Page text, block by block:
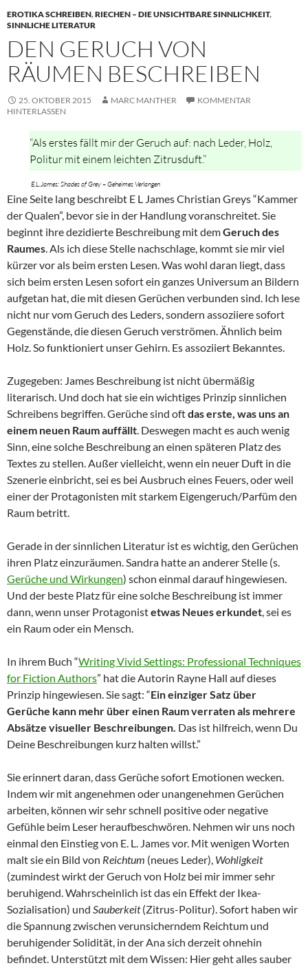
EROTIKA SCHREIBEN,RIECHEN – DIE UNSICHTBARE SINNLICHKEIT,
SINNLICHE LITERATUR
DEN GERUCH VON
RÄUMEN BESCHREIBEN
25. OKTOBER 2015 MARC MANTHER
KOMMENTAR
HINTERLASSEN
“Als erstes fällt mir der Geruch auf: nach Leder, Holz,
Politur mit einem leichten Zitrusduft.”
E.L.James: Shades of Grey – Geheimes Verlangen
Eine Seite lang beschreibt E L James Christian Greys “Kammer
der Qualen”, bevor sie in der Handlung voranschreitet. Sie
beginnt ihre dezidierte Beschreibung mit demGeruch des
Raumes. Als ich diese Stelle nachschlage, kommt sie mir viel
kürzer vor als beim ersten Lesen. Was wohl daran liegt, dass
sich beim ersten Lesen sofort ein ganzes Universum an Bildern
aufgetan hat, die mit diesen Gerüchen verbunden sind. Ich lese
nicht nur vom Geruch des Leders, sondern assoziiere sofort
Gegenstände, die diesen Geruch verströmen. Ähnlich beim
Holz. So funktioniert unser Gehirn. Es assoziiert Bekanntes.
Zugegeben: James Beschreibung ist nicht übermäßig
literarisch. Und doch hat sie ein wichtiges Prinzip sinnlichen
Schreibens begriffen. Gerüche sind oftdas erste, was uns an
einem neuen Raum auffällt. Deswegen macht es auch wenig
Sinn, eine solche Beschreibung an einen späteren Platz des
Textes zu stellen. Außer vielleicht, wenn ein neuer Duft in die
Szenerie einbricht, sei es bei Ausbruch eines Feuers, oder weil
einer der Protagonisten mit starkem Eigengeruch/Parfüm den
Raum betritt.
Gerade in der sinnlichen Literatur ist es wichtig, den Gerüchen
ihren Platz einzuräumen. Sandra hatte an anderer Stelle (s.
Gerüche und Wirkungen) schon einmal darauf hingewiesen.
Und der beste Platz für eine solche Beschreibung ist immer
dann, wenn unser Protagonistetwas Neues erkundet, sei es
ein Raum oder ein Mensch.
In ihrem Buch “Writing Vivid Settings: Professional Techniques
for Fiction Authors” hat die Autorin Rayne Hall auf dieses
Prinzip hingewiesen. Sie sagt: “Ein einziger Satz über
Gerüche kann mehr über einen Raum verraten als mehrere
Absätze visueller Beschreibungen. Das ist hilfreich, wenn Du
Deine Beschreibungen kurz halten willst.”
Sie erinnert daran, dass Gerüche sofort Emotionen wecken.
Indem wir mit angenehmen oder unangenehmen Gerüchen
arbeiten, können wir sehr schnell positive oder negative
Gefühle beim Leser heraufbeschwören. Nehmen wir uns noch
einmal den Einstieg von E. L. James vor. Mit wenigen Worten
malt sie ein Bild von Reichtum (neues Leder), Wohligkeit
(zumindest wirkt der Geruch von Holz bei mir immer sehr
beruhigend. Wahrscheinlich ist das ein Effekt der Ikea-
Sozialisation) und Sauberkeit(Zitrus-Politur). Sofort haben wir
die Spannung zwischen verunsicherndem Reichtum und
beruhigender Solidität, in der Ana sich derzeit ohnehin
befindet. Unterstützt mit dem Wissen: Hier geht alles sauber